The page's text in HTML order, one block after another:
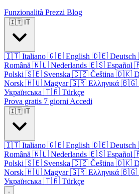
Funzionalità Prezzi Blog
🇮🇹 IT
🇮🇹 Italiano 🇬🇧 English 🇩🇪 Deutsch
Română 🇳🇱 Nederlands 🇪🇸 Español
Polski 🇸🇪 Svenska 🇨🇿 Čeština 🇩🇰
Norsk 🇭🇺 Magyar 🇬🇷 Ελληνικά 🇧🇬
Українська 🇹🇷 Türkçe
Prova gratis 7 giorni Accedi
🇮🇹 IT
🇮🇹 Italiano 🇬🇧 English 🇩🇪 Deutsch
Română 🇳🇱 Nederlands 🇪🇸 Español
Polski 🇸🇪 Svenska 🇨🇿 Čeština 🇩🇰
Norsk 🇭🇺 Magyar 🇬🇷 Ελληνικά 🇧🇬
Українська 🇹🇷 Türkçe